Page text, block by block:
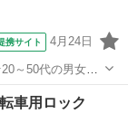
携サイト 4月24日
～50代の男女活
ー通勤OK！無料
人気の工
車用ロック